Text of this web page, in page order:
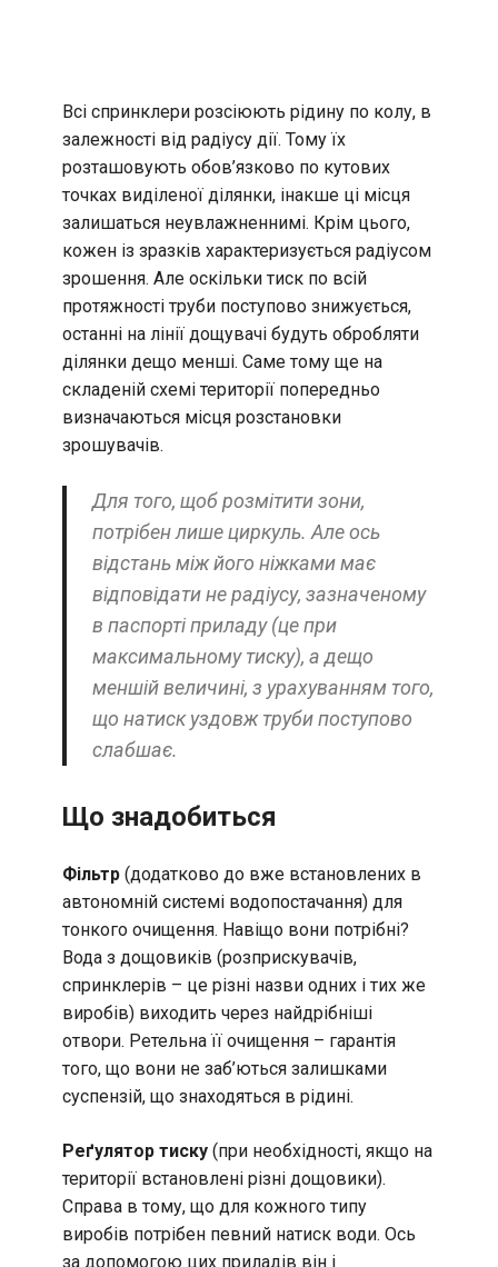
Всі спринклери розсіюють рідину по колу, в
залежності від радіусу дії. Тому їх
розташовують обов’язково по кутових
точках виділеної ділянки, інакше ці місця
залишаться неувлажненнимі. Крім цього,
кожен із зразків характеризується радіусом
зрошення. Але оскільки тиск по всій
протяжності труби поступово знижується,
останні на лінії дощувачі будуть обробляти
ділянки дещо менші. Саме тому ще на
складеній схемі території попередньо
визначаються місця розстановки
зрошувачів.
Для того, щоб розмітити зони,
потрібен лише циркуль. Але ось
відстань між його ніжками має
відповідати не радіусу, зазначеному
в паспорті приладу (це при
максимальному тиску), а дещо
меншій величині, з урахуванням того,
що натиск уздовж труби поступово
слабшає.
Що знадобиться
Фільтр (додатково до вже встановлених в
автономній системі водопостачання) для
тонкого очищення. Навіщо вони потрібні?
Вода з дощовиків (розприскувачів,
спринклерів – це різні назви одних і тих же
виробів) виходить через найдрібніші
отвори. Ретельна її очищення – гарантія
того, що вони не заб’ються залишками
суспензій, що знаходяться в рідині.
Реґулятор тиску (при необхідності, якщо на
території встановлені різні дощовики).
Справа в тому, що для кожного типу
виробів потрібен певний натиск води. Ось
за допомогою цих приладів він і